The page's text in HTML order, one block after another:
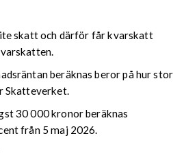
skatt och därför får kvarskatt
beräknas beror på hur stor
Skatteverket.
30 000 kronor beräknas
från 5 maj 2026.